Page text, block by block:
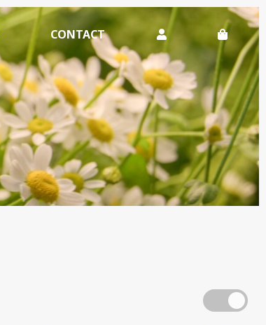
CONTACT